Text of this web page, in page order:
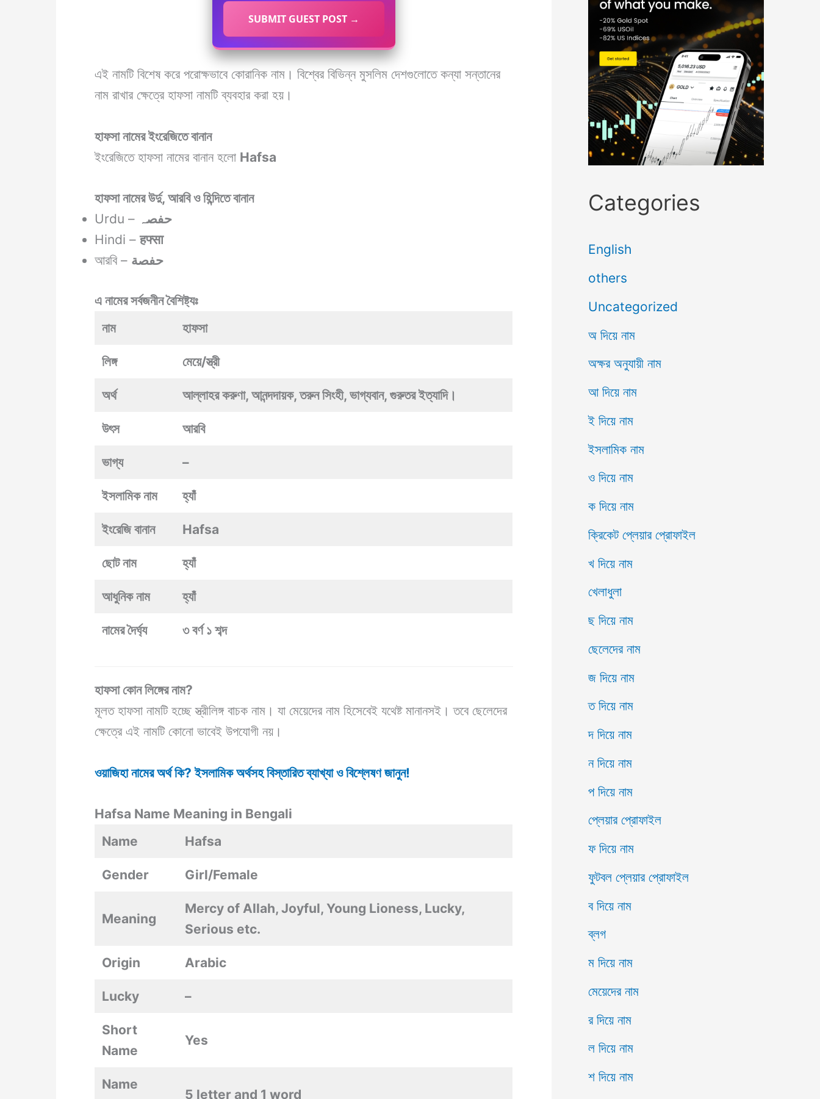
SUBMIT GUEST POST →
এই নামটি বিশেষ করে পরোক্ষভাবে কোরানিক নাম। বিশ্বের বিভিন্ন মুসলিম দেশগুলোতে কন্যা সন্তানের
নাম রাখার ক্ষেত্রে হাফসা নামটি ব্যবহার করা হয়।
হাফসা নামের ইংরেজিতে বানান
ইংরেজিতে হাফসা নামের বানান হলো Hafsa
হাফসা নামের উর্দু, আরবি ও হিন্দিতে বানান
Urdu – حفصہ
Hindi –हफ्सा
আরবি – حفصة
এ নামের সর্বজনীন বৈশিষ্ট্যঃ
নাম
হাফসা
লিঙ্গ মেয়ে/স্ত্রী
অর্থ আল্লাহর করুণা, আনন্দদায়ক, তরুন সিংহী, ভাগ্যবান, গুরুতর ইত্যাদি।
উৎস আরবি
ভাগ্য –
ইসলামিক নাম হ্যাঁ
ইংরেজি বানান Hafsa
ছোট নাম হ্যাঁ
আধুনিক নাম হ্যাঁ
নামের দৈর্ঘ্য ৩ বর্ণ ১ শব্দ
হাফসা কোন লিঙ্গের নাম?
মূলত হাফসা নামটি হচ্ছে স্ত্রীলিঙ্গ বাচক নাম। যা মেয়েদের নাম হিসেবেই যথেষ্ট মানানসই। তবে ছেলেদের
ক্ষেত্রে এই নামটি কোনো ভাবেই উপযোগী নয়।
ওয়াজিহা নামের অর্থ কি? ইসলামিক অর্থসহ বিস্তারিত ব্যাখ্যা ও বিশ্লেষণ জানুন!
Hafsa Name Meaning in Bengali
Name
Hafsa
Gender Girl/Female
Meaning
Mercy of Allah, Joyful, Young Lioness, Lucky,
Serious etc.
Origin Arabic
Lucky –
Short
Name
Yes
Name
5 letter and 1 word
Categories
English
others
Uncategorized
অ দিয়ে নাম
অক্ষর অনুযায়ী নাম
আ দিয়ে নাম
ই দিয়ে নাম
ইসলামিক নাম
ও দিয়ে নাম
ক দিয়ে নাম
ক্রিকেট প্লেয়ার প্রোফাইল
খ দিয়ে নাম
খেলাধুলা
ছ দিয়ে নাম
ছেলেদের নাম
জ দিয়ে নাম
ত দিয়ে নাম
দ দিয়ে নাম
ন দিয়ে নাম
প দিয়ে নাম
প্লেয়ার প্রোফাইল
ফ দিয়ে নাম
ফুটবল প্লেয়ার প্রোফাইল
ব দিয়ে নাম
ব্লগ
ম দিয়ে নাম
মেয়েদের নাম
র দিয়ে নাম
ল দিয়ে নাম
শ দিয়ে নাম